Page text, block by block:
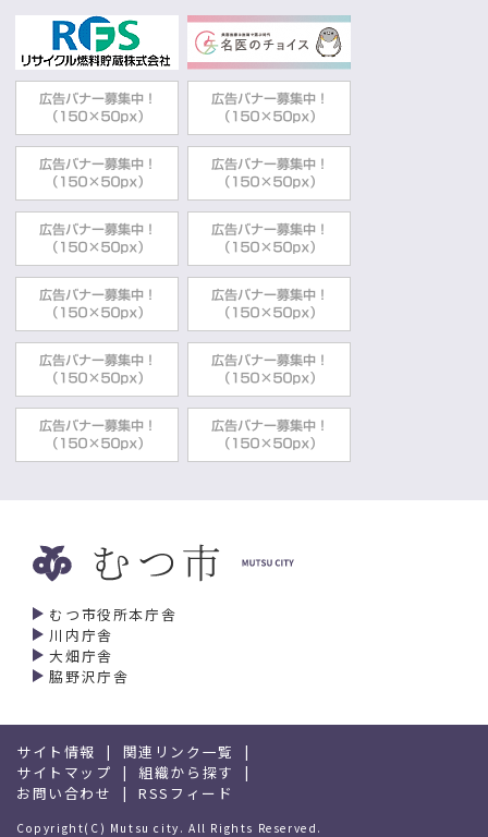
むつ市役所本庁舎
川内庁舎
大畑庁舎
脇野沢庁舎
サイト情報
関連リンク一覧
サイトマップ
組織から探す
お問い合わせ
RSSフィード
Copyright(C) Mutsu city. All Rights Reserved.